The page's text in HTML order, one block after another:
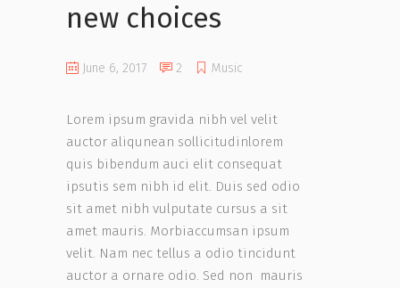
new choices
June 6, 2017 2 Music
Lorem ipsum gravida nibh vel velit
auctor aliqunean sollicitudinlorem
quis bibendum auci elit consequat
ipsutis sem nibh id elit. Duis sed odio
sit amet nibh vulputate cursus a sit
amet mauris. Morbiaccumsan ipsum
velit. Nam nec tellus a odio tincidunt
auctor a ornare odio. Sed non mauris